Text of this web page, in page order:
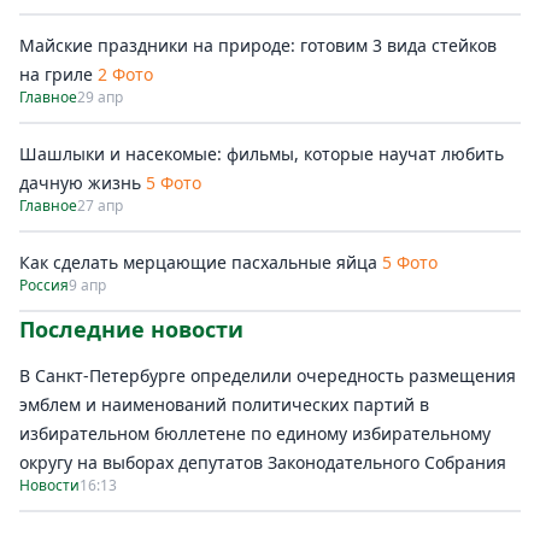
Майские праздники на природе: готовим 3 вида стейков
на гриле 2 Фото
Главное29 апр
Шашлыки и насекомые: фильмы, которые научат любить
дачную жизнь 5 Фото
Главное27 апр
Как сделать мерцающие пасхальные яйца 5 Фото
Россия9 апр
Последние новости
В Санкт-Петербурге определили очередность размещения
эмблем и наименований политических партий в
избирательном бюллетене по единому избирательному
округу на выборах депутатов Законодательного Собрания
Новости16:13